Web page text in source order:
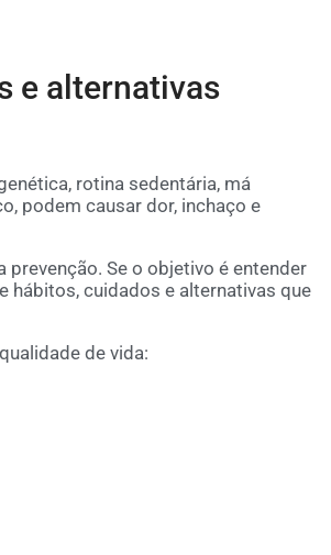
e alternativas
rotina sedentária, má
podem causar dor, inchaço e
Se o objetivo é entender
hábitos, cuidados e alternativas que
de vida: